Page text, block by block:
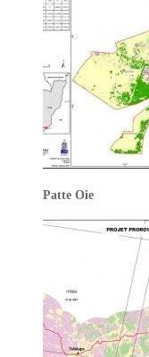
Patte Oie